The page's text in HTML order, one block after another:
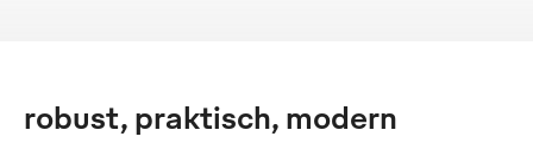
robust, praktisch, modern